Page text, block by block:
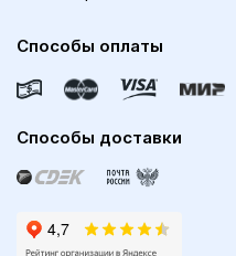
Способы оплаты
Способы доставки